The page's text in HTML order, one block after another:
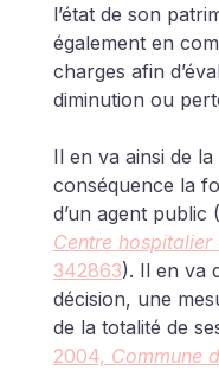
l’état de son
également en
charges afin
diminution ou
Il en va ainsi de
conséquence la
d’un agent public (
Centre hospitalier
342863). Il en va
décision, une
de la totalité de
2004, Commune